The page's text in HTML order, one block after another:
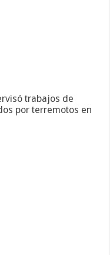
trabajos de
por terremotos en